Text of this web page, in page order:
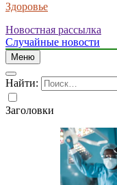
Здоровье
Новостная рассылка
Случайные новости
Меню
Найти:
Заголовки